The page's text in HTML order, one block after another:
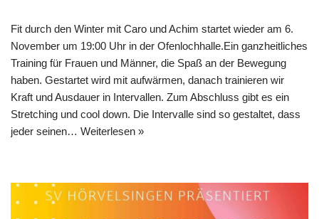
Fit durch den Winter mit Caro und Achim startet wieder am 6.
November um 19:00 Uhr in der Ofenlochhalle.Ein ganzheitliches
Training für Frauen und Männer, die Spaß an der Bewegung
haben. Gestartet wird mit aufwärmen, danach trainieren wir
Kraft und Ausdauer in Intervallen. Zum Abschluss gibt es ein
Stretching und cool down. Die Intervalle sind so gestaltet, dass
jeder seinen… Weiterlesen »